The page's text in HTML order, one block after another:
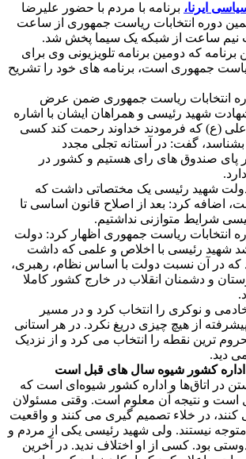
ایرنا، برنامه با مردم با حضور علیرضا
دوره انتخابات ریاست جمهوری از ساعت
برنامه که دومین برنامه تلویزیونی وی برای
جمهوری است، برنامه های خود را تشریح
انتخابات ریاست جمهوری ضمن عرض
شهید رئیسی و همراهان ایشان با اشاره
(ع) که فرمودند خداوند رحمت کند کسی
گفت: در آستانه تجلی مجدد
پای صندوق های رای هستیم و کشور در
دولت شهید رئیسی یک مختصاتی داشت که
کرد: بعد از اصلاح قانون اساسی تا
شرایط متوازنی نداشتیم.
انتخابات ریاست جمهوری اظهار کرد: دولت
شهید رئیسی با اخلاص و علمی که داشت
که در آن نسبت دولت با اساس نظام، رهبری،
و دشمنان انقلاب در خارج کشور کاملا
خادمی و نوکری را انتخاب کرد و در مسیر
پیشرفته از هیچ چیزی دریغ نکرد. در هر استانی
ترین نقطه را انتخاب می کرد و از نزدیک
دید.
اداره کشور شیوه سال های قبل است
در اتاق‌ها و اداره کشور شیوه‌ای است که
و نتیجه آن معلوم است. وقتی مسئولان
کنند، در خلاء تصمیم گیری می کنند و واقعیت
نیستند. ولی شهید رئیسی یکی از مردم و
بود. کسی از او اختلاف ندید. در آخرین